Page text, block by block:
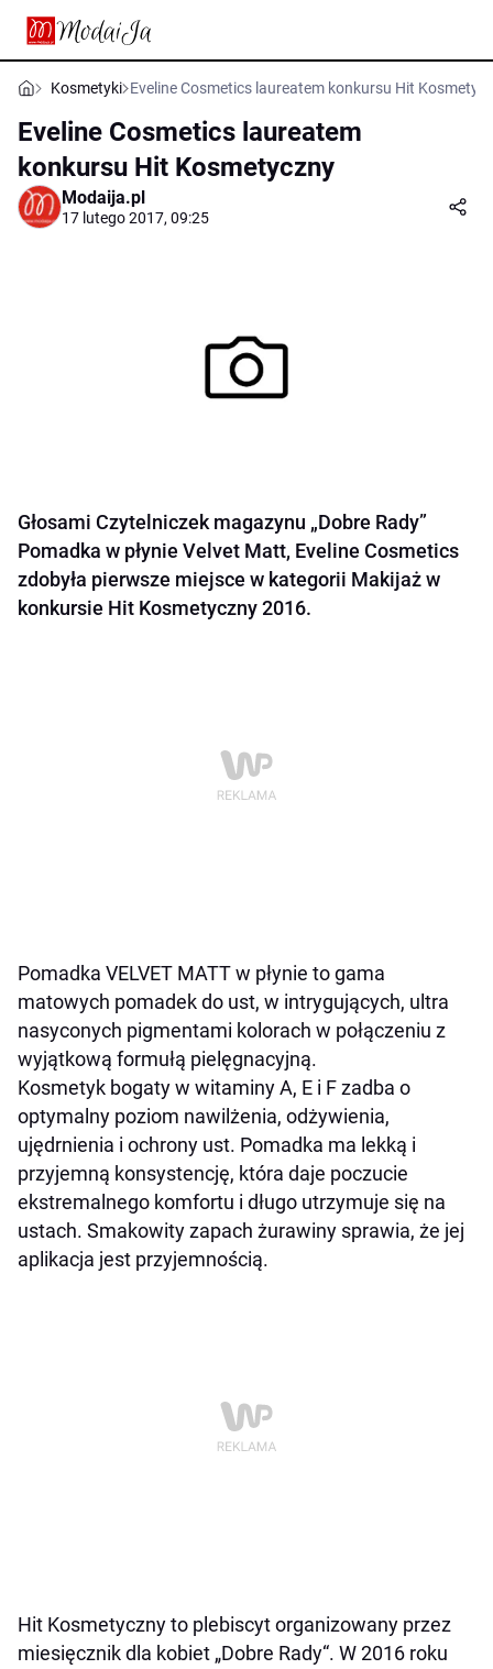
Kosmetyki Eveline Cosmetics laureatem konkursu Hit
Eveline Cosmetics laureatem
konkursu Hit Kosmetyczny
Modaija.pl
17 lutego 2017, 09:25
Głosami Czytelniczek magazynu „Dobre Rady”
Pomadka w płynie Velvet Matt, Eveline Cosmetics
zdobyła pierwsze miejsce w kategorii Makijaż w
konkursie Hit Kosmetyczny 2016.
Pomadka VELVET MATT w płynie to gama
matowych pomadek do ust, w intrygujących, ultra
nasyconych pigmentami kolorach w połączeniu z
wyjątkową formułą pielęgnacyjną.
Kosmetyk bogaty w witaminy A, E i F zadba o
optymalny poziom nawilżenia, odżywienia,
ujędrnienia i ochrony ust. Pomadka ma lekką i
przyjemną konsystencję, która daje poczucie
ekstremalnego komfortu i długo utrzymuje się na
ustach. Smakowity zapach żurawiny sprawia, że jej
aplikacja jest przyjemnością.
Hit Kosmetyczny to plebiscyt organizowany przez
miesięcznik dla kobiet „Dobre Rady“. W 2016 roku